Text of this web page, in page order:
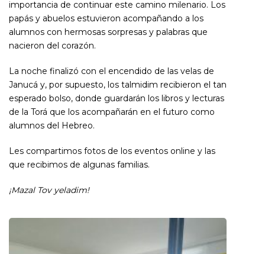
importancia de continuar este camino milenario. Los
papás y abuelos estuvieron acompañando a los
alumnos con hermosas sorpresas y palabras que
nacieron del corazón.
La noche finalizó con el encendido de las velas de
Janucá y, por supuesto, los talmidim recibieron el tan
esperado bolso, donde guardarán los libros y lecturas
de la Torá que los acompañarán en el futuro como
alumnos del Hebreo.
Les compartimos fotos de los eventos online y las
que recibimos de algunas familias.
¡Mazal Tov yeladim!